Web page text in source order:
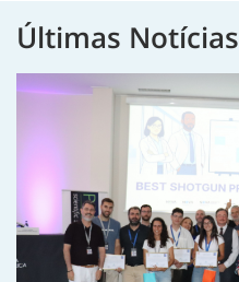
Últimas Notícias